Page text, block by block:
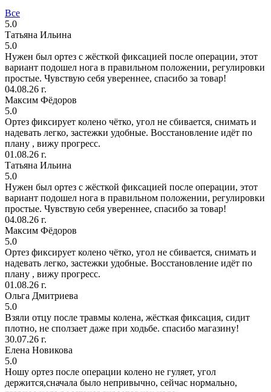
Все
5.0
Татьяна Ильина
5.0
Нужен был ортез с жёсткой фиксацией после операции, этот
вариант подошел нога в правильном положении, регулировки
простые. Чувствую себя увереннее, спасибо за товар!
04.08.26 г.
Максим Фёдоров
5.0
Ортез фиксирует колено чётко, угол не сбивается, снимать и
надевать легко, застежки удобные. Восстановление идёт по
плану , вижу прогресс.
01.08.26 г.
Татьяна Ильина
5.0
Нужен был ортез с жёсткой фиксацией после операции, этот
вариант подошел нога в правильном положении, регулировки
простые. Чувствую себя увереннее, спасибо за товар!
04.08.26 г.
Максим Фёдоров
5.0
Ортез фиксирует колено чётко, угол не сбивается, снимать и
надевать легко, застежки удобные. Восстановление идёт по
плану , вижу прогресс.
01.08.26 г.
Ольга Дмитриева
5.0
Взяли отцу после травмы колена, жёсткая фиксация, сидит
плотно, не сползает даже при ходьбе. спасибо магазину!
30.07.26 г.
Елена Новикова
5.0
Ношу ортез после операции колено не гуляет, угол
держится,сначала было непривычно, сейчас нормально,